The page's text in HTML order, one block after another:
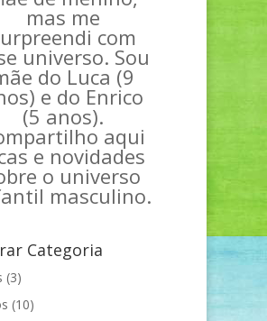
mas me
com
universo. Sou
do Luca (9
e do Enrico
(5 anos).
aqui
e novidades
o universo
masculino.
Categoria
(3)
(10)